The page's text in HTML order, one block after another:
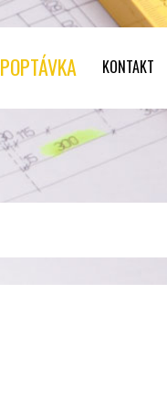
POPTÁVKA KONTAKT